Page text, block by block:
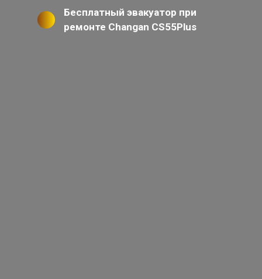
Бесплатный эвакуатор при
ремонте Changan CS55Plus